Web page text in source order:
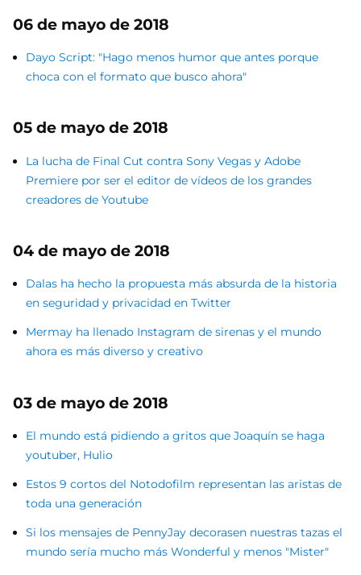
06 de mayo de 2018
Dayo Script: "Hago menos humor que antes porque
choca con el formato que busco ahora"
05 de mayo de 2018
La lucha de Final Cut contra Sony Vegas y Adobe
Premiere por ser el editor de vídeos de los grandes
creadores de Youtube
04 de mayo de 2018
Dalas ha hecho la propuesta más absurda de la historia
en seguridad y privacidad en Twitter
Mermay ha llenado Instagram de sirenas y el mundo
ahora es más diverso y creativo
03 de mayo de 2018
El mundo está pidiendo a gritos que Joaquín se haga
youtuber, Hulio
Estos 9 cortos del Notodofilm representan las aristas de
toda una generación
Si los mensajes de PennyJay decorasen nuestras tazas el
mundo sería mucho más Wonderful y menos "Mister"